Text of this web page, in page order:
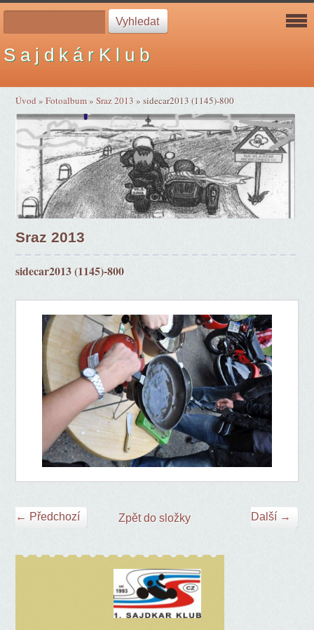
S a j d k á r K l u b
Úvod »Fotoalbum»Sraz 2013 »sidecar2013 (1145)-800
Sraz 2013
sidecar2013 (1145)-800
← Předchozí Další →
Zpět do složky